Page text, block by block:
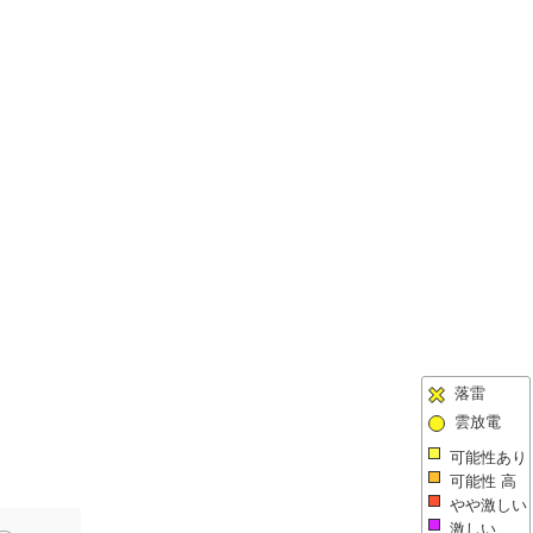
落雷
雲放電
可能性あり
可能性 高
やや激しい
激しい